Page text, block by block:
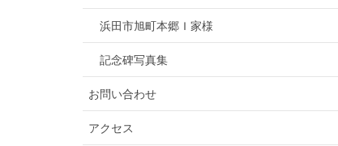
浜田市旭町本郷Ｉ家様
記念碑写真集
お問い合わせ
アクセス